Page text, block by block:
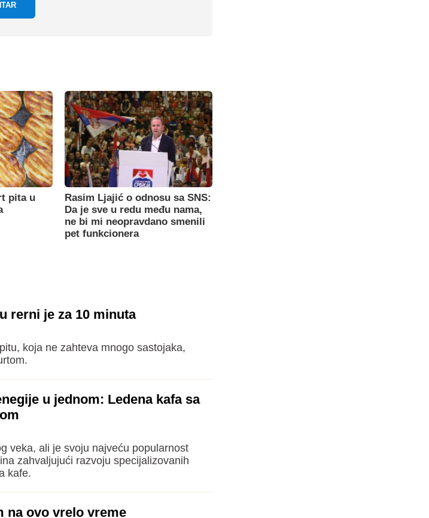
pita u
Rasim Ljajić o odnosu sa SNS:
Da je sve u redu među nama,
ne bi mi neopravdano smenili
pet funkcionera
rerni je za 10 minuta
koja ne zahteva mnogo sastojaka,
u jednom: Ledena kafa sa
veka, ali je svoju najveću popularnost
zahvaljujući razvoju specijalizovanih
kafe.
na ovo vrelo vreme